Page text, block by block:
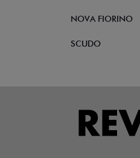
NOVA FIORINO
SCUDO